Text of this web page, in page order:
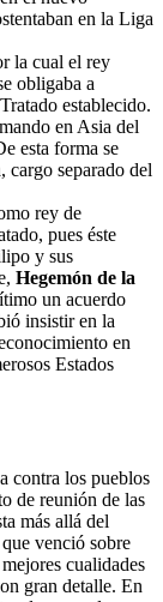
en la Liga
la cual el rey
obligaba a
establecido.
en Asia del
esta forma se
separado del
rey de
pues éste
y sus
Hegemón de la
un acuerdo
insistir en la
en
Estados
contra los pueblos
de reunión de las
más allá del
venció sobre
cualidades
gran detalle. En